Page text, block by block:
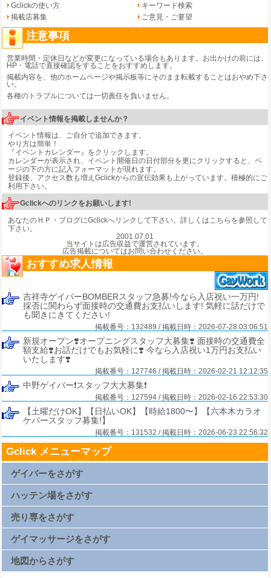
Gclickの使い方
キーワード検索
掲載店募集
ご意見・ご要望
注意事項
営業時間・定休日などが変更になっている場合もあります。お出かけの前には、
HP・電話で直接確認をすることをおすすめします。
掲載内容を、他のホームページや掲示板等にそのまま転載することはおやめ下さ
い。
各種のトラブルについては一切責任を負いません。
イベント情報を掲載しませんか？
イベント情報は、ご自分で追加できます。
やり方は簡単！
『イベントカレンダー』をクリックします。
カレンダーが表示され、イベント開催日の日付部分を更にクリックすると、ペ
ージの下の方に記入フォーマットが現れます。
登録後、アクセス数も増えGclickからの宣伝効果も上がっています。積極的にご
利用下さい。
Gclickへのリンクをお願いします!
あなたのＨＰ・ブログにGclickへリンクして下さい。 詳しくはこちらを参照して
下さい。
2001.07.01
当サイトは広告収益で運営されています。
広告掲載についてはお問い合わせください。
おすすめ求人情報
吉祥寺ゲイバーBOMBERスタッフ急募!今なら入店祝い一万円!
採否に関わらず面接時の交通費お支払いします! 気軽に話だけで
も聞きにきてください!
掲載番号：132489 / 掲載日時：2026-07-28 03:06:51
新規オープン❣️オープニングスタッフ大募集❣️ 面接時の交通費全
額支給❣️お話だけでもお気軽に❣️ 今なら入店祝い1万円お支払い
いたします❣️
掲載番号：127746 / 掲載日時：2026-02-21 12:12:35
中野ゲイバー❗️スタッフ大大募集❗️
掲載番号：127594 / 掲載日時：2026-02-16 22:53:30
【土曜だけOK】【日払いOK】【時給1800〜】【六本木カラオ
ケバースタッフ募集!】
掲載番号：131532 / 掲載日時：2026-06-23 22:56:32
Gclick メニューマップ
ゲイバーをさがす
札幌ゲイバー一覧
上野ゲイバー一覧
新橋ゲイバー一覧
新宿2丁目ゲイバー一覧
名古屋ゲイバー一覧
大阪キタゲイバー一覧
大阪新世界ゲイバー一覧
博多ゲイバー一覧
ハッテン場をさがす
札幌ハッテン場一覧
上野ハッテン場一覧
新橋ハッテン場一覧
新宿2丁目ハッテン場一覧
名古屋ハッテン場一覧
大阪キタハッテン場一覧
売り専をさがす
札幌売り専一覧
上野売り専一覧
新橋売り専一覧
新宿2丁目売り専一覧
ゲイマッサージをさがす
札幌ゲイマッサージ一覧
上野ゲイマッサージ一覧
地図からさがす